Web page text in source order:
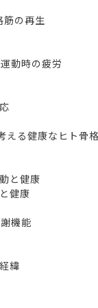
の再生
動時の疲労
健康なヒト骨
と健康
健康
機能
緯